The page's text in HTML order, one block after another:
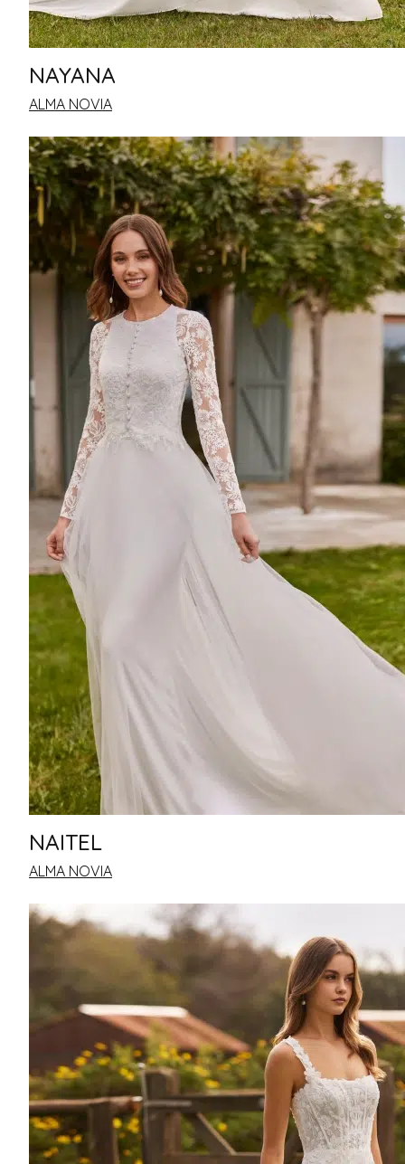
NAYANA
ALMA NOVIA
NAITEL
ALMA NOVIA